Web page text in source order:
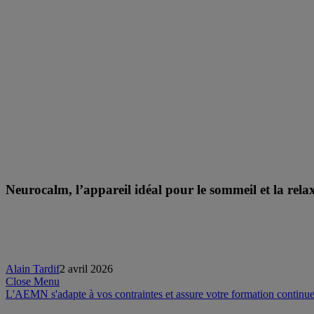
Neurocalm, l’appareil idéal pour le sommeil et la
Alain Tardif2 avril 2026
Close Menu
L'AEMN s'adapte à vos contraintes et assure votre formation